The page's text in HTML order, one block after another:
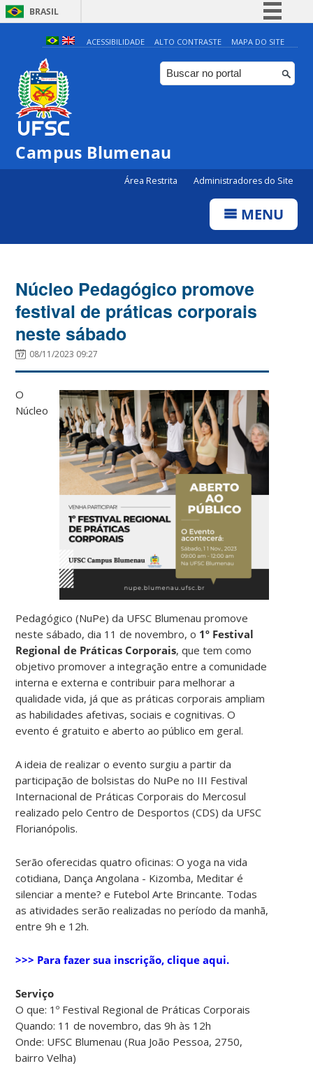
BRASIL
Simplifique!
Comunica BR
Participe
ACESSIBILIDADE ALTO CONTRASTE MAPA DO SITE
Campus Blumenau
Área Restrita Administradores do Site
MENU
Núcleo Pedagógico promove
festival de práticas corporais
neste sábado
08/11/2023 09:27
O
Núcleo
Pedagógico (NuPe) da UFSC Blumenau promove
neste sábado, dia 11 de novembro, o 1º Festival
Regional de Práticas Corporais, que tem como
objetivo promover a integração entre a comunidade
interna e externa e contribuir para melhorar a
qualidade vida, já que as práticas corporais ampliam
as habilidades afetivas, sociais e cognitivas. O
evento é gratuito e aberto ao público em geral.
A ideia de realizar o evento surgiu a partir da
participação de bolsistas do NuPe no III Festival
Internacional de Práticas Corporais do Mercosul
realizado pelo Centro de Desportos (CDS) da UFSC
Florianópolis.
Serão oferecidas quatro oficinas: O yoga na vida
cotidiana, Dança Angolana - Kizomba, Meditar é
silenciar a mente? e Futebol Arte Brincante. Todas
as atividades serão realizadas no período da manhã,
entre 9h e 12h.
>>> Para fazer sua inscrição, clique aqui.
Serviço
O que: 1º Festival Regional de Práticas Corporais
Quando: 11 de novembro, das 9h às 12h
Onde: UFSC Blumenau (Rua João Pessoa, 2750,
bairro Velha)